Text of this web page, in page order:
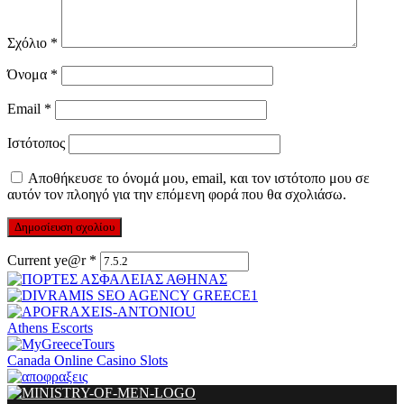
Σχόλιο *
Όνομα *
Email *
Ιστότοπος
Αποθήκευσε το όνομά μου, email, και τον ιστότοπο μου σε
αυτόν τον πλοηγό για την επόμενη φορά που θα σχολιάσω.
Current ye@r *
Athens Escorts
Canada Online Casino Slots